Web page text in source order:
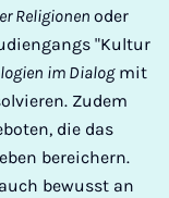
Religionen oder
"Kultur
im Dialogmit
Zudem
die das
bereichern.
bewusst an